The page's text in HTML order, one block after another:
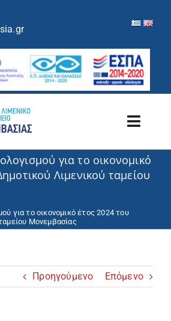
Λιμενικό Ταμείο
Κρουαζιέρα
Ανακοινώσεις
για το οικονομικό
Λιμενικού ταμείου
για το οικονομικό έτος 2024 του
Μονεμβασίας
Προηγούμενο Επόμενο